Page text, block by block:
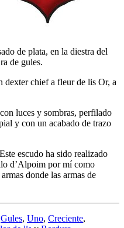
de plata, en la diestra del
de gules.
dexter chief a fleur de lis Or, a
luces y sombras, perfilado
y con un acabado de trazo
escudo ha sido realizado
d’Alpoim por mí como
donde las armas de
Gules, Uno, Creciente,